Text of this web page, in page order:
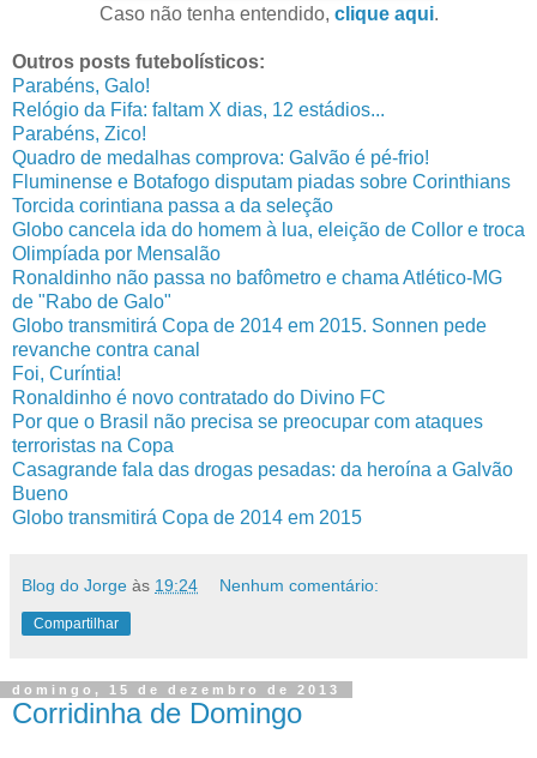
Caso não tenha entendido, clique aqui.
Outros posts futebolísticos:
Parabéns, Galo!
Relógio da Fifa: faltam X dias, 12 estádios...
Parabéns, Zico!
Quadro de medalhas comprova: Galvão é pé-frio!
Fluminense e Botafogo disputam piadas sobre Corinthians
Torcida corintiana passa a da seleção
Globo cancela ida do homem à lua, eleição de Collor e troca
Olimpíada por Mensalão
Ronaldinho não passa no bafômetro e chama Atlético-MG
de "Rabo de Galo"
Globo transmitirá Copa de 2014 em 2015. Sonnen pede
revanche contra canal
Foi, Curíntia!
Ronaldinho é novo contratado do Divino FC
Por que o Brasil não precisa se preocupar com ataques
terroristas na Copa
Casagrande fala das drogas pesadas: da heroína a Galvão
Bueno
Globo transmitirá Copa de 2014 em 2015
Blog do Jorge às 19:24 Nenhum comentário:
Compartilhar
domingo, 15 de dezembro de 2013
Corridinha de Domingo